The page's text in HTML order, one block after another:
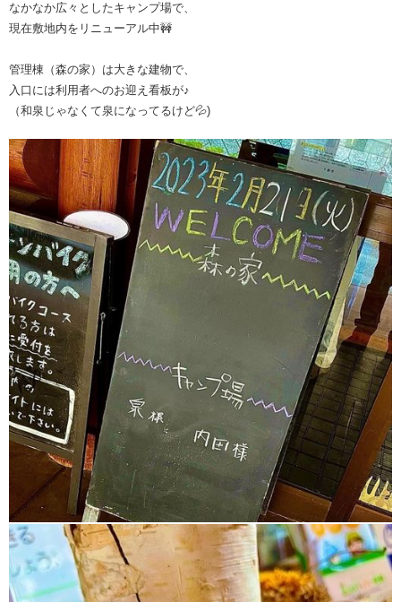
なかなか広々としたキャンプ場で、
現在敷地内をリニューアル中🚧
管理棟（森の家）は大きな建物で、
入口には利用者へのお迎え看板が♪
（和泉じゃなくて泉になってるけど💦)